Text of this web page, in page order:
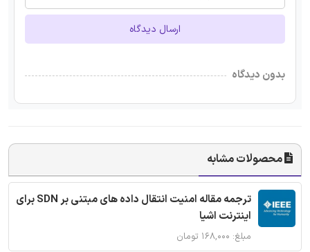
ارسال دیدگاه
بدون دیدگاه
محصولات مشابه
ترجمه مقاله امنیت انتقال داده های مبتنی بر SDN برای
اینترنت اشیا
مبلغ: ۱۶۸,۰۰۰ تومان